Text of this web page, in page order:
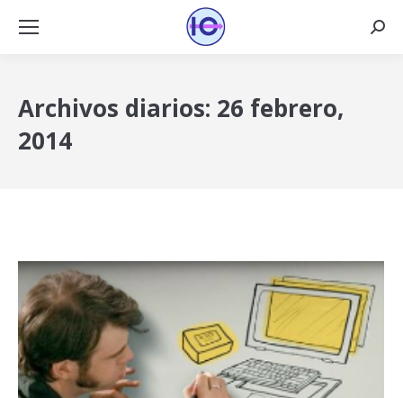
Archivos diarios: 26 febrero,
2014